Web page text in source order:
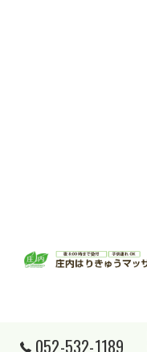
052-532-1189